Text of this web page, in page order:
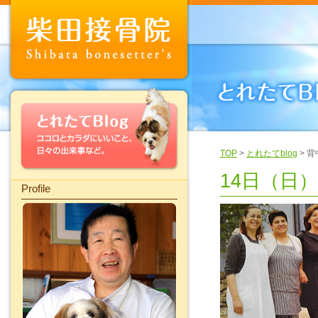
Profile
TOP > とれたてblog > 背
14日（日